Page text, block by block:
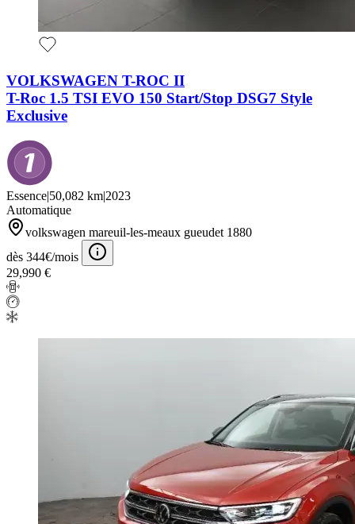
VOLKSWAGEN T-ROC II
T-Roc 1.5 TSI EVO 150 Start/Stop DSG7 Style
Exclusive
Essence|50,082 km|2023
Automatique
volkswagen mareuil-les-meaux gueudet 1880
dès 344€/mois
29,990 €